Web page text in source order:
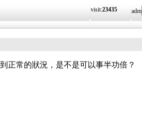
visit:23435 adm
正常的狀況，是不是可以事半功倍？